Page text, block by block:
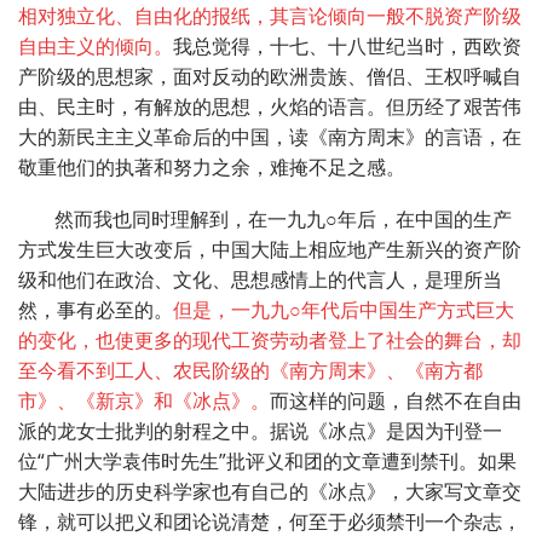
相对独立化、自由化的报纸，其言论倾向一般不脱资产阶级
自由主义的倾向。 我总觉得，十七、十八世纪当时，西欧资
产阶级的思想家，面对反动的欧洲贵族、僧侣、王权呼喊自
由、民主时，有解放的思想，火焰的语言。但历经了艰苦伟
大的新民主主义革命后的中国，读《南方周末》的言语，在
敬重他们的执著和努力之余，难掩不足之感。
然而我也同时理解到，在一九九○年后，在中国的生产
方式发生巨大改变后，中国大陆上相应地产生新兴的资产阶
级和他们在政治、文化、思想感情上的代言人，是理所当
然，事有必至的。 但是，一九九○年代后中国生产方式巨大
的变化，也使更多的现代工资劳动者登上了社会的舞台，却
至今看不到工人、农民阶级的《南方周末》、《南方都
市》、《新京》和《冰点》。 而这样的问题，自然不在自由
派的龙女士批判的射程之中。据说《冰点》是因为刊登一
位“广州大学袁伟时先生”批评义和团的文章遭到禁刊。如果
大陆进步的历史科学家也有自己的《冰点》，大家写文章交
锋，就可以把义和团论说清楚，何至于必须禁刊一个杂志，